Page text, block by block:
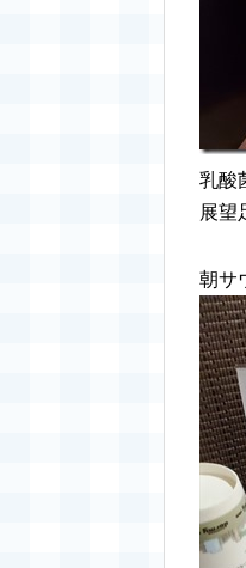
乳酸
展望
朝サ